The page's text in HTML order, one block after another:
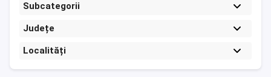
Subcategorii
Județe
Localități